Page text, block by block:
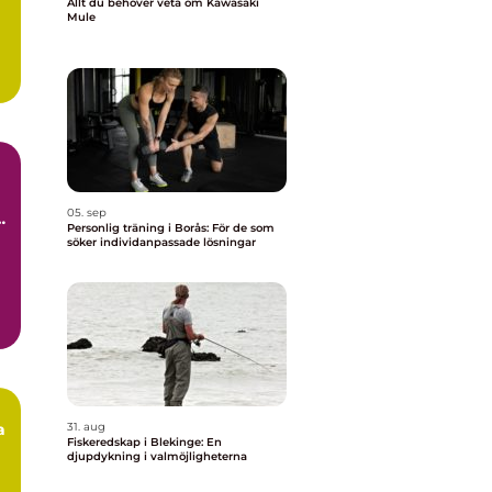
Mule
05. sep
Personlig träning i Borås: För de som
söker individanpassade lösningar
31. aug
Fiskeredskap i Blekinge: En
djupdykning i valmöjligheterna